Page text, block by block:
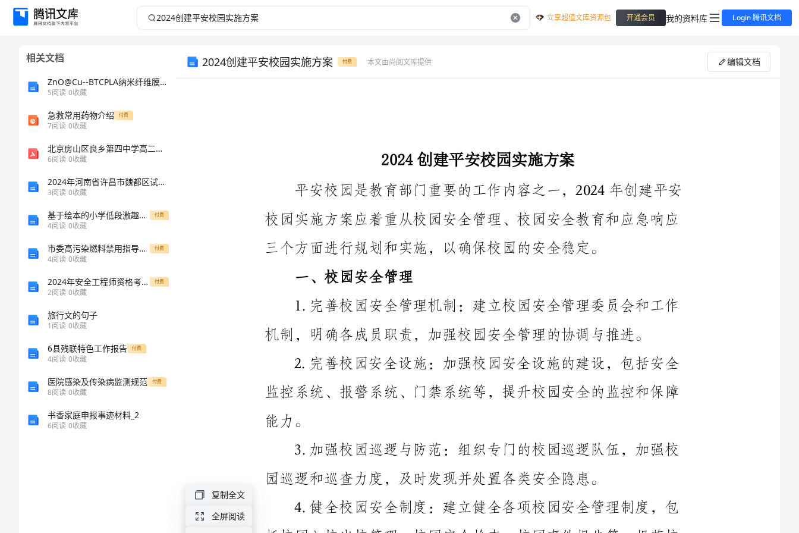
2024
立享超值文库资源包 开通会员 我的资料库 Login 腾讯文档
相关文档
ZnO@Cu--BTCPLA纳米纤维膜的制备及性能研究的任务书
5阅读 0收藏
急救常用药物介绍 付费
7阅读 0收藏
北京房山区良乡第四中学高二数学文期末试卷含解析
6阅读 0收藏
2024年河南省许昌市魏都区试验检测师之交通工程考试题库word
3阅读 0收藏
基于绘本的小学低段激趣作文的研究开题报告 付费
4阅读 0收藏
市委高污染燃料禁用指导方案 付费
4阅读 0收藏
2024年安全工程师资格考试《安全生产管理知识》综合检测试题C卷 附解析 付费
2阅读 0收藏
旅行文的句子
1阅读 0收藏
6县残联特色工作报告 付费
4阅读 0收藏
医院感染及传染病监测规范 付费
8阅读 0收藏
书香家庭申报事迹材料_2
6阅读 0收藏
2024创建平安校园实施方案 付费 本文由尚阅文库提供 编辑文档
5.保障食品安全：加强对校园食堂和食品供应商的检查，确
保学生食品安全。
平安校园是教育部门重要的工作内容之一，2024年创建平安
三个方面进行规划和实施，以确保校园的安全稳定。
一、校园安全管理
1.完善校园安全管理机制：建立校园安全管理委员会和工作
监控系统、报警系统、门禁系统等，提升校园安全的监控和保障
3.加强校园巡逻与防范：组织专门的校园巡逻队伍，加强校
园巡逻和巡查力度，及时发现并处置各类安全隐患。
园安全管理行为。
复制全文
全屏阅读